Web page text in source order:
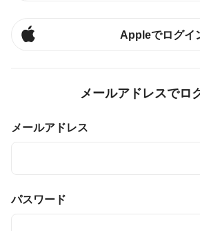
Appleでログイ
メールアドレスでロ
メールアドレス
パスワード